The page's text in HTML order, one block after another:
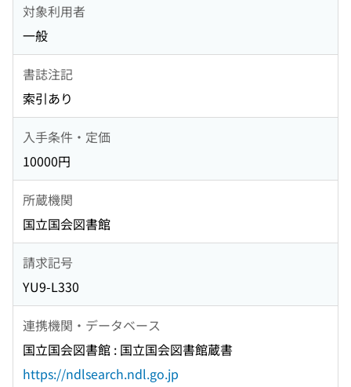
対象利用者
一般
書誌注記
索引あり
入手条件・定価
10000円
所蔵機関
国立国会図書館
請求記号
YU9-L330
連携機関・データベース
国立国会図書館 : 国立国会図書館蔵書
https://ndlsearch.ndl.go.jp